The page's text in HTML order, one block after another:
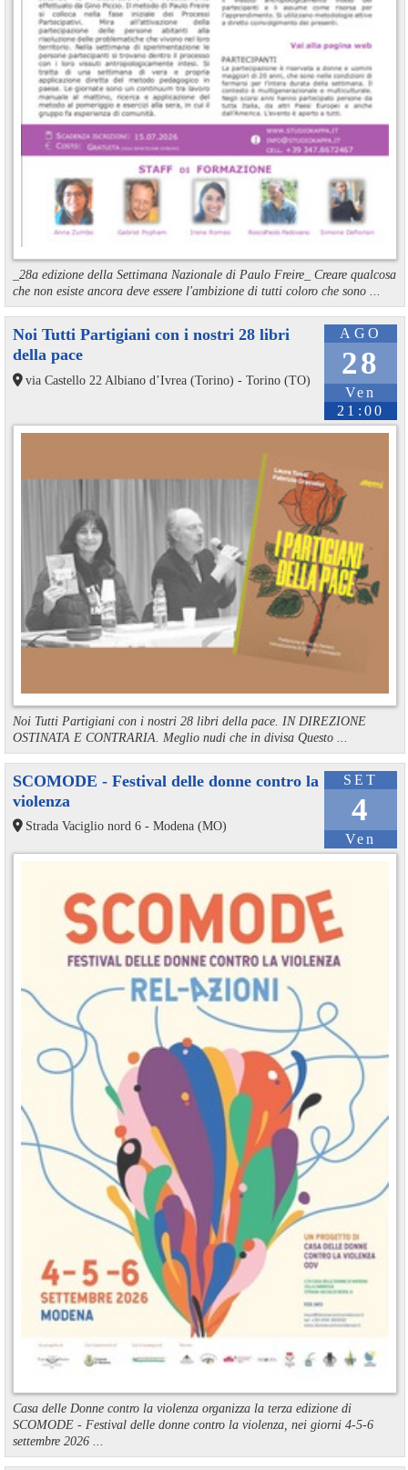
_28a edizione della Settimana Nazionale di Paulo Freire_ Creare qualcosa
che non esiste ancora deve essere l'ambizione di tutti coloro che sono ...
AGO
28
Ven
21:00
Noi Tutti Partigiani con i nostri 28 libri
della pace
via Castello 22 Albiano d’Ivrea (Torino) - Torino (TO)
Noi Tutti Partigiani con i nostri 28 libri della pace. IN DIREZIONE
OSTINATA E CONTRARIA. Meglio nudi che in divisa Questo ...
SET
4
Ven
SCOMODE - Festival delle donne contro la
violenza
Strada Vaciglio nord 6 - Modena (MO)
Casa delle Donne contro la violenza organizza la terza edizione di
SCOMODE - Festival delle donne contro la violenza, nei giorni 4-5-6
settembre 2026 ...